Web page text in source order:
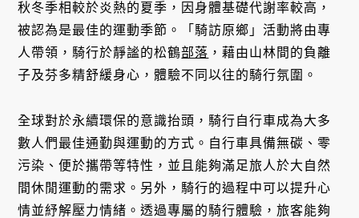
秋冬季相較於炎熱的夏季，因身體基礎代謝率較高，
被認為是最佳的運動季節。「騎訪原鄉」活動將由專
人帶領，騎行於靜謐的松鶴部落 ，藉由山林間的負離
子及芬多精舒緩身心，體驗不同以往的騎行氛圍。
全球對於永續環保的意識抬頭，騎行自行車成為大多
數人們最佳通勤與運動的方式。自行車具備無碳、零
污染、便於攜帶等特性，並且能夠滿足旅人於大自然
間休閒運動的需求。另外，騎行的過程中可以提升心
情並紓解壓力情緒。透過專屬的騎行體驗，旅客能夠